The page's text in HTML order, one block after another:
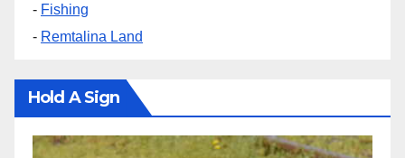
- Fishing
- Remtalina Land
Hold A Sign